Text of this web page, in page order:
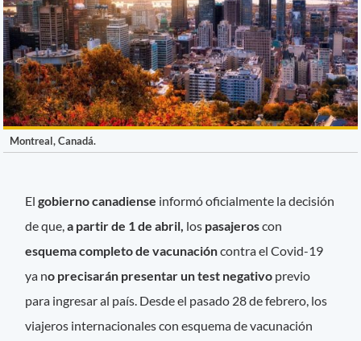
Montreal, Canadá.
Elgobierno canadiense informó oficialmente la decisión
de que, a partir de 1 de abril, los pasajeroscon
esquema completo de vacunacióncontra el Covid-19
ya no precisarán presentar un test negativo previo
para ingresar al país. Desde el pasado 28 de febrero, los
viajeros internacionales con esquema de vacunación